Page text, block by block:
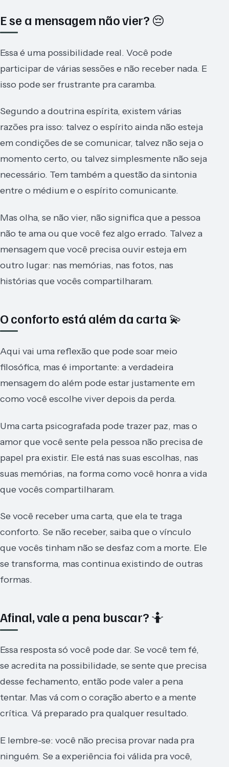
E se a mensagem não vier? 😔
Essa é uma possibilidade real. Você pode
participar de várias sessões e não receber nada. E
isso pode ser frustrante pra caramba.
Segundo a doutrina espírita, existem várias
razões pra isso: talvez o espírito ainda não esteja
em condições de se comunicar, talvez não seja o
momento certo, ou talvez simplesmente não seja
necessário. Tem também a questão da sintonia
entre o médium e o espírito comunicante.
Mas olha, se não vier, não significa que a pessoa
não te ama ou que você fez algo errado. Talvez a
mensagem que você precisa ouvir esteja em
outro lugar: nas memórias, nas fotos, nas
histórias que vocês compartilharam.
O conforto está além da carta 💫
Aqui vai uma reflexão que pode soar meio
filosófica, mas é importante: a verdadeira
mensagem do além pode estar justamente em
como você escolhe viver depois da perda.
Uma carta psicografada pode trazer paz, mas o
amor que você sente pela pessoa não precisa de
papel pra existir. Ele está nas suas escolhas, nas
suas memórias, na forma como você honra a vida
que vocês compartilharam.
Se você receber uma carta, que ela te traga
conforto. Se não receber, saiba que o vínculo
que vocês tinham não se desfaz com a morte. Ele
se transforma, mas continua existindo de outras
formas.
Afinal, vale a pena buscar? 🤷
Essa resposta só você pode dar. Se você tem fé,
se acredita na possibilidade, se sente que precisa
desse fechamento, então pode valer a pena
tentar. Mas vá com o coração aberto e a mente
crítica. Vá preparado pra qualquer resultado.
E lembre-se: você não precisa provar nada pra
ninguém. Se a experiência foi válida pra você,